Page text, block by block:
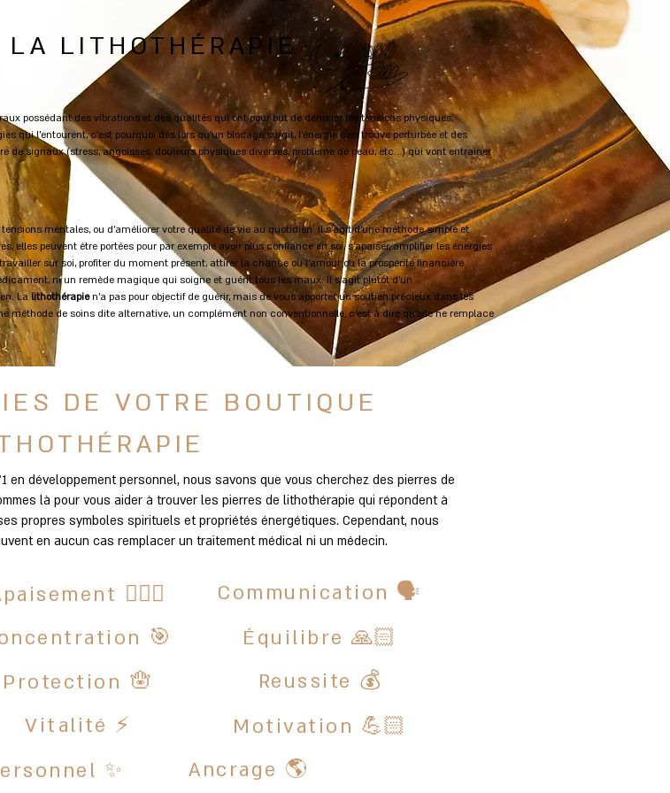
LA LITHOTHÉRAPIE
possédant des vibrations et des qualités qui ont pour but de dénouer les tensions physiques,
l’entourent, c’est pourquoi dès lors qu’un blocage surgit, l’énergie s’en trouve perturbée et des
de signaux (stress, angoisses, douleurs physiques diverses, problème de peau, etc…) qui vont entraîner
mentales, ou d’améliorer votre qualité de vie au quotidien. Il s'agit d'une méthode simple et
elles peuvent être portées pour par exemple avoir plus confiance en soi, s’apaiser, amplifier les énergies
sur soi, profiter du moment présent, attirer la chance ou l’amour ou la prospérité financière.
ni un remède magique qui soigne et guérit tous les maux. Il s’agit plutôt d’un
Lalithothérapien’a pas pour objectif de guérir, mais de vous apporter un soutien précieux dans les
méthode de soins dite alternative, un complément non conventionnelle, c’est à dire qu’elle ne remplace
DE VOTRE
LITHOTHÉRAPIE
N°1 en développement personnel,sélectionnés avec soin pour toujours
bracelets, il y en a pour tous les goûts sur votreboutique de minéraux
-40%
Pendentif serti ovale
labradorite
Prix original
Prix promotionnel
14,94 €
-40%
obsidienne noire
Prix original
Prix promotionnel
-40%
Pendentif serti ovale oeil
de tigre
DE VOTRE BOUTIQUE
en développement personnel, nous savons que vous cherchez des pierres de
là pour vous aider à trouver les pierres de lithothérapie qui répondent à
propres symboles spirituels et propriétés énergétiques. Cependant, nous
en aucun cas remplacer un traitement médical ni un médecin.
🧘🏼‍♀️
Communication 🗣️
🎯
Équilibre 🙏🏻
Protection 🪬
Reussite 💰
Vitalité ⚡
Motivation 💪🏻
✨
Ancrage 🌎